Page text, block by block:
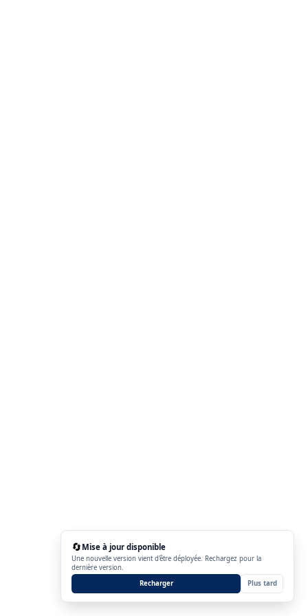
🔄 Mise à jour disponible
Une nouvelle version vient d'être déployée. Rechargez pour la
dernière version.
Recharger
Plus tard